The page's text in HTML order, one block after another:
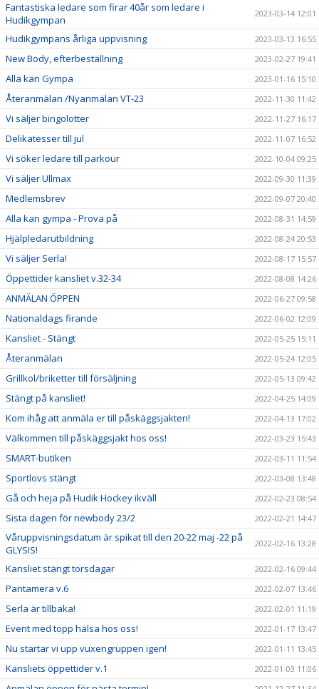
Fantastiska ledare som firar 40år som ledare i
Hudikgympan
2023-03-14 12:01
Hudikgympans årliga uppvisning 2023-03-13 16:55
New Body, efterbeställning 2023-02-27 19:41
Alla kan Gympa 2023-01-16 15:10
Återanmälan /Nyanmälan VT-23 2022-11-30 11:42
Vi säljer bingolotter 2022-11-27 16:17
Delikatesser till jul 2022-11-07 16:52
Vi söker ledare till parkour 2022-10-04 09:25
Vi säljer Ullmax 2022-09-30 11:39
Medlemsbrev 2022-09-07 20:40
Alla kan gympa - Prova på 2022-08-31 14:59
Hjälpledarutbildning 2022-08-24 20:53
Vi säljer Serla! 2022-08-17 15:57
Öppettider kansliet v.32-34 2022-08-08 14:26
ANMÄLAN ÖPPEN 2022-06-27 09:58
Nationaldags firande 2022-06-02 12:09
Kansliet - Stängt 2022-05-25 15:11
Återanmälan 2022-05-24 12:05
Grillkol/briketter till försäljning 2022-05-13 09:42
Stängt på kansliet! 2022-04-25 14:09
Kom ihåg att anmäla er till påskäggsjakten! 2022-04-13 17:02
Välkommen till påskäggsjakt hos oss! 2022-03-23 15:43
SMART-butiken 2022-03-11 11:54
Sportlovs stängt 2022-03-08 13:48
Gå och heja på Hudik Hockey ikväll 2022-02-23 08:54
Sista dagen för newbody 23/2 2022-02-21 14:47
Våruppvisningsdatum är spikat till den 20-22 maj -22 på
GLYSIS!
2022-02-16 13:28
Kansliet stängt torsdagar 2022-02-16 09:44
Pantamera v.6 2022-02-07 13:46
Serla är tillbaka! 2022-02-01 11:19
Event med topp hälsa hos oss! 2022-01-17 13:47
Nu startar vi upp vuxengruppen igen! 2022-01-11 13:45
Kansliets öppettider v.1 2022-01-03 11:06